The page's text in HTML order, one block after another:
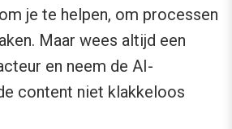
je te helpen, om processen
Maar wees altijd een
en neem de AI-
content niet klakkeloos